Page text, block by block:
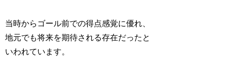
当時からゴール前での得点感覚に優れ、
地元でも将来を期待される存在だったと
いわれています。